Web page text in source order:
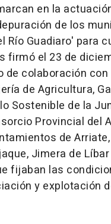
en la
de los
Río Guadiaro' para
firmó el 23 de
de colaboración con
de Agricultura,
Sostenible de la
Provincial del
de Arriate,
Jimera de
fijaban las
y explotación